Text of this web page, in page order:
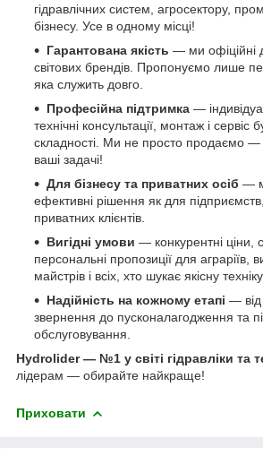
гідравлічних систем, агросектору,
бізнесу. Усе в одному місці!
Гарантована якість — ми офіційні
світових брендів. Пропонуємо лише
яка служить довго.
Професійна підтримка —
технічні консультації, монтаж і сервіс
складності. Ми не просто продаємо —
ваші задачі!
Для бізнесу та приватних осіб —
ефективні рішення як для
приватних клієнтів.
Вигідні умови — конкурентні ціни,
персональні пропозиції для аграріїв,
майстрів і всіх, хто шукає якісну техніку.
Надійність на кожному етапі —
звернення до пусконалагодження та
обслуговування.
Hydrolider — №1 у світі гідравліки та
лідерам — обирайте найкраще!
Приховати